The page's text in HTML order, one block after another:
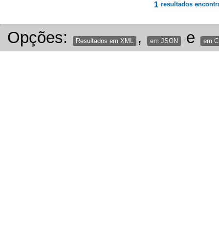
1 resultados
Opções: Resultados em XML , em JSON e em